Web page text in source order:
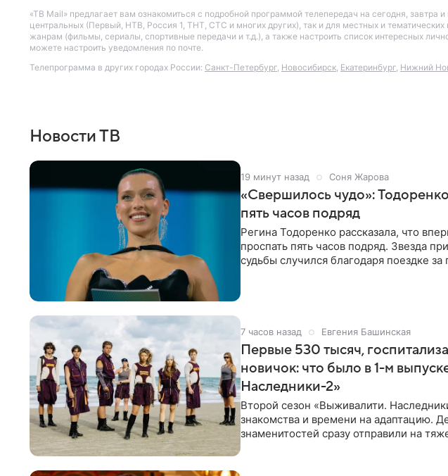
«ТВ Mail» предлагает вам ознакомиться с подробной программой телепередач на сегодня,
центральных (Первый, НТВ, Россия 1, ТНТ, СТС и многих других), так и для местных и
жанрам (фильмы, сериалы, спортивные передачи и т.д.), а также настроить список интересных
можете настроить уведомления по почте.
Телепрограмма в других городах России: Санкт-Петербург Новосибирск Екатеринбург Нижний
Новости ТВ
19 минут назад Соня Жарова
«Свершилось чудо»:
пять часов подряд
Регина Тодоренко рассказала, что
проспать пять часов подряд. Звезда
судьбы случился благодаря поездке
7 часов назад Евгения Башинская
Первые 530 тысяч,
новичок: что было в 1-м
Наследники-2»
Второй сезон «Выживалити.
знакомства и времени на адаптацию.
знаменитостей сразу отправили на